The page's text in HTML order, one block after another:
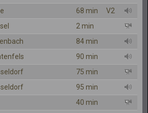
68 min
V2
2 min
84 min
90 min
75 min
95 min
40 min